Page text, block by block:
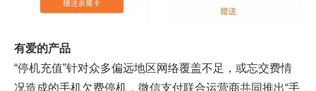
有爱的产品
“停机充值”针对众多偏远地区网络覆盖不足，或忘交费情
况造成的手机欠费停机，微信支付联合运营商共同推出“手